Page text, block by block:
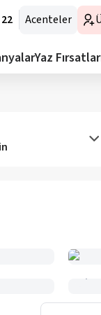
Acenteler
Yaz